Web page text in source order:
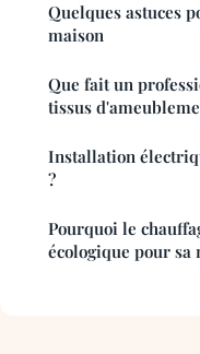
Quelques astuces
maison
Que fait un
tissus
Installation
?
Pourquoi le
écologique pour sa